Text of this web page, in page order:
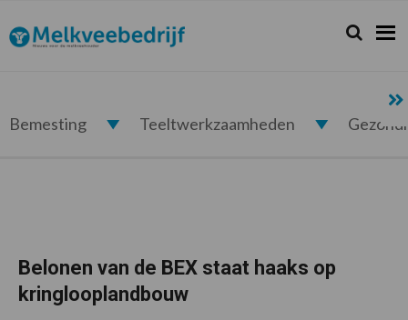
de
hoofdnavigatie
de
hoofd
de
eerste
de
voettekst
Melkveebedrijf.nl Zoeken...
Zoek
Bemesting Teeltwerkzaamheden
Belonen van de BEX staat haaks op
kringlooplandbouw